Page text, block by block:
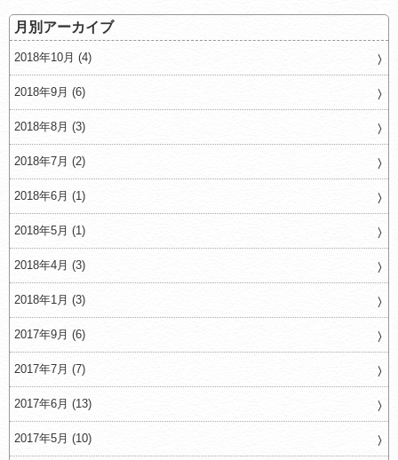
月別アーカイブ
2018年10月 (4)
2018年9月 (6)
2018年8月 (3)
2018年7月 (2)
2018年6月 (1)
2018年5月 (1)
2018年4月 (3)
2018年1月 (3)
2017年9月 (6)
2017年7月 (7)
2017年6月 (13)
2017年5月 (10)